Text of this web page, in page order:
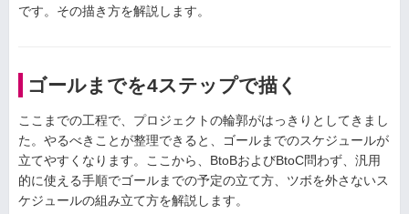
です。その描き方を解説します。
ゴールまでを4ステップで描く
ここまでの工程で、プロジェクトの輪郭がはっきりとしてきまし
た。やるべきことが整理できると、ゴールまでのスケジュールが
立てやすくなります。ここから、BtoBおよびBtoC問わず、汎用
的に使える手順でゴールまでの予定の立て方、ツボを外さないス
ケジュールの組み立て方を解説します。